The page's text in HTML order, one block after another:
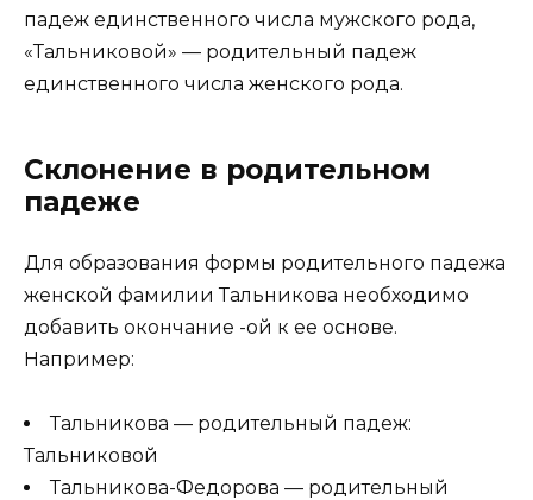
падеж единственного числа мужского рода,
«Тальниковой» — родительный падеж
единственного числа женского рода.
Склонение в родительном
падеже
Для образования формы родительного падежа
женской фамилии Тальникова необходимо
добавить окончание -ой к ее основе.
Например:
Тальникова — родительный падеж:
Тальниковой
Тальникова-Федорова — родительный